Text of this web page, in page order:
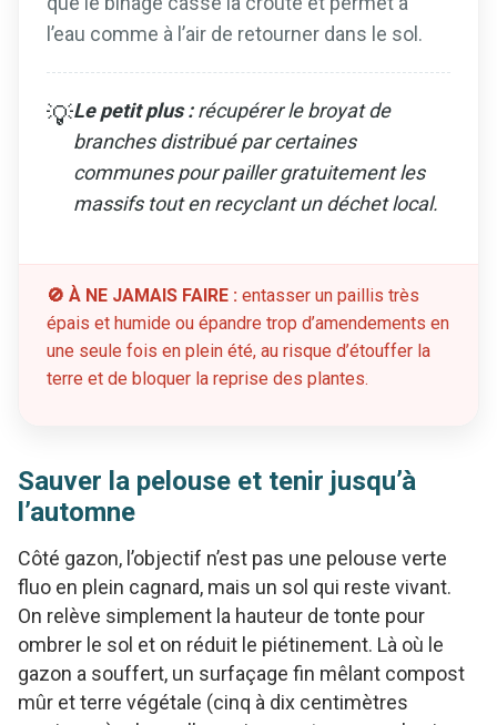
l’eau comme à l’air de retourner dans le sol.
💡Le petit plus :récupérer le broyat de
branches distribué par certaines
communes pour pailler gratuitement les
massifs tout en recyclant un déchet local.
🚫 À NE JAMAIS FAIRE : entasser un paillis très
épais et humide ou épandre trop d’amendements en
une seule fois en plein été, au risque d’étouffer la
terre et de bloquer la reprise des plantes.
Sauver la pelouse et tenir jusqu’à
l’automne
Côté gazon, l’objectif n’est pas une pelouse verte
fluo en plein cagnard, mais un sol qui reste vivant.
On relève simplement la hauteur de tonte pour
ombrer le sol et on réduit le piétinement. Là où le
gazon a souffert, un surfaçage fin mêlant compost
mûr et terre végétale (cinq à dix centimètres